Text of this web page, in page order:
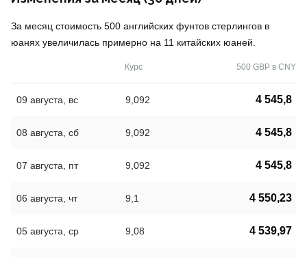
За месяц стоимость 500 английских фунтов стерлингов в
юанях увеличилась примерно на 11 китайских юаней.
Курс 500 GBP в CNY
09 августа, вс 9,092 4 545,8
08 августа, сб 9,092 4 545,8
07 августа, пт 9,092 4 545,8
06 августа, чт 9,1 4 550,23
05 августа, ср 9,08 4 539,97